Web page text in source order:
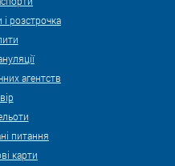
розстрочка
агентств
питання
карти